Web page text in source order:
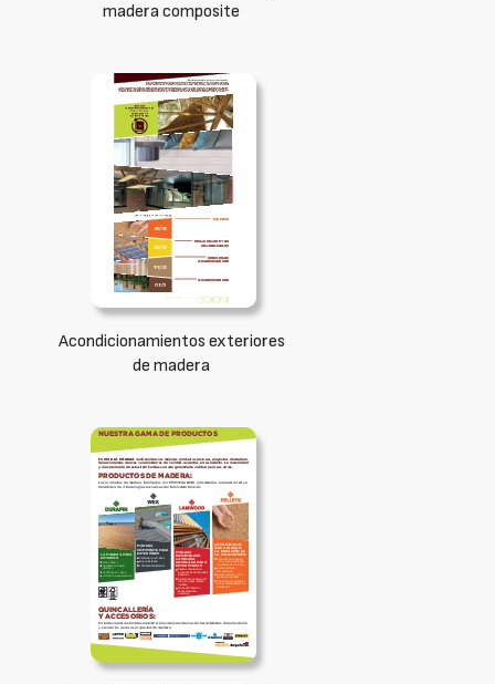
madera composite
Acondicionamientos exteriores
de madera